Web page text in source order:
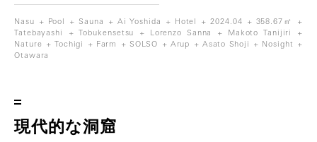
現代的な洞窟
Nasu Pool Sauna Ai Yoshida Hotel 2024.04
358.67㎡
Tatebayashi
Tobukensetsu Lorenzo Sanna
Makoto Tanijiri
Nature
Tochigi Farm SOLSO Arup Asato Shoji
Nosight
Otawara